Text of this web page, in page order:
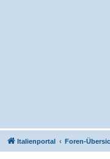
Italienportal Foren-